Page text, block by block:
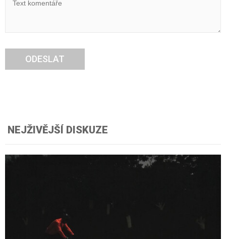
ODESLAT
NEJŽIVĚJŠÍ DISKUZE